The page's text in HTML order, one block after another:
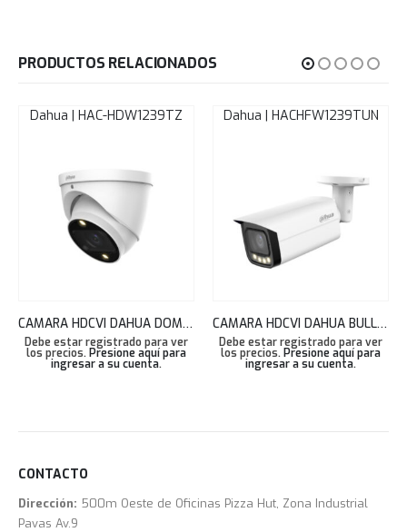
PRODUCTOS RELACIONADOS
Dahua | HAC-HDW1239TZ
CAMARA HDCVI DAHUA DOMO 2MP FULL COLOR AUDIO MIC VARIFOCAL 2.8MM 40M IP67 HAC-HDW1239TN-Z-A-LED
Debe estar registrado para ver
los precios.Presione aquí para
ingresar a su cuenta.
Dahua | HACHFW1239TUN
CAMARA HDCVI DAHUA BULLET 2MP FULL-COLOR VARIFOC. 2.7-13.5M AUDIOMIC 60M IP67 HAC-HFW1239TUN-Z-A-LED
Debe estar registrado para ver
los precios.Presione aquí para
ingresar a su cuenta.
CONTACTO
Dirección: 500m Oeste de Oficinas Pizza Hut, Zona Industrial
Pavas Av.9